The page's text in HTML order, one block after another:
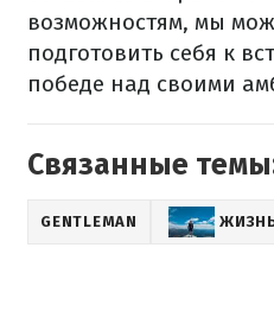
возможностям, мы
подготовить себя к
победе над своими
Связанные
GENTLEMAN